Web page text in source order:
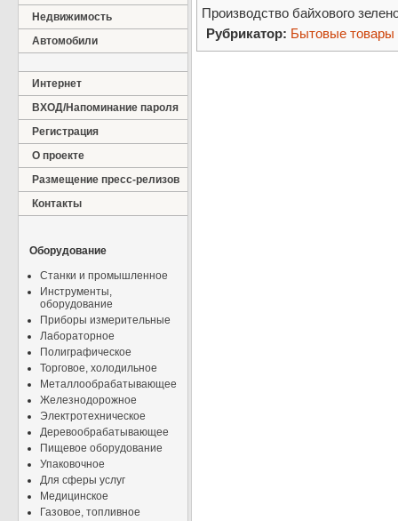
Недвижимость
Автомобили
Интернет
ВХОД/Напоминание пароля
Регистрация
О проекте
Размещение пресс-релизов
Контакты
Оборудование
Станки и промышленное
Инструменты,
оборудование
Приборы измерительные
Лабораторное
Полиграфическое
Торговое, холодильное
Металлообрабатывающее
Железнодорожное
Электротехническое
Деревообрабатывающее
Пищевое оборудование
Упаковочное
Для сферы услуг
Медицинское
Газовое, топливное
Производство байхового
Рубрикатор: Бытовые товары